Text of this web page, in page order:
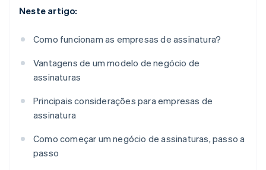
Neste artigo:
Como funcionam as empresas de assinatura?
Vantagens de um modelo de negócio de
assinaturas
Principais considerações para empresas de
assinatura
Como começar um negócio de assinaturas, passo a
passo